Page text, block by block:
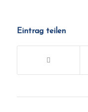
Eintrag teilen